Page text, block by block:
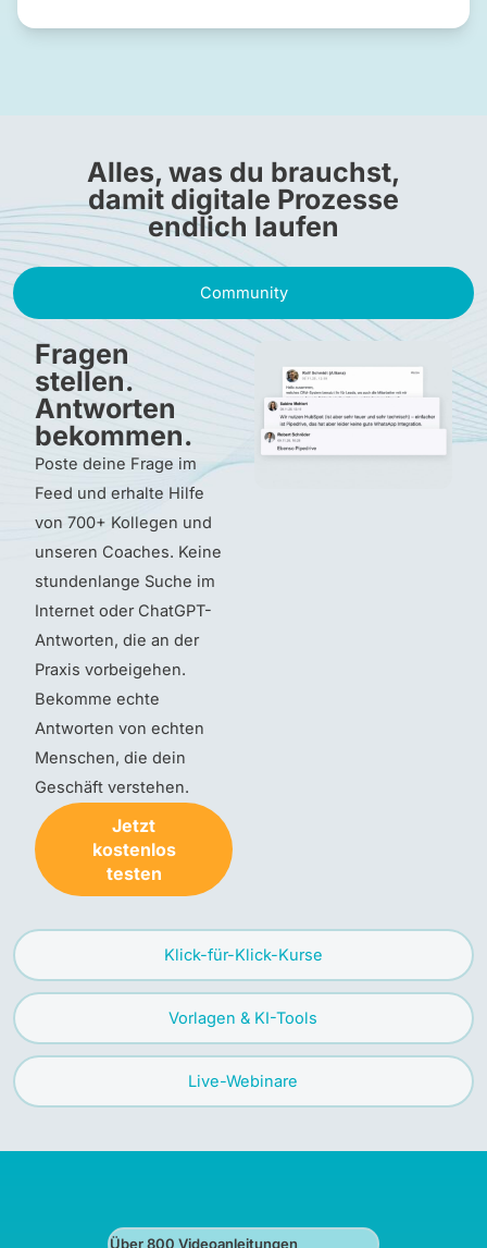
Alles, was du brauchst,
damit digitale Prozesse
endlich laufen
Community
Klick-für-Klick-Kurse
Vorlagen & KI-Tools
Live-Webinare
Fragen
stellen.
Antworten
bekommen.
Poste deine Frage im
Feed und erhalte Hilfe
von 700+ Kollegen und
unseren Coaches. Keine
stundenlange Suche im
Internet oder ChatGPT-
Antworten, die an der
Praxis vorbeigehen.
Bekomme echte
Antworten von echten
Menschen, die dein
Geschäft verstehen.
Jetzt
kostenlos
testen
Über 800 Videoanleitungen